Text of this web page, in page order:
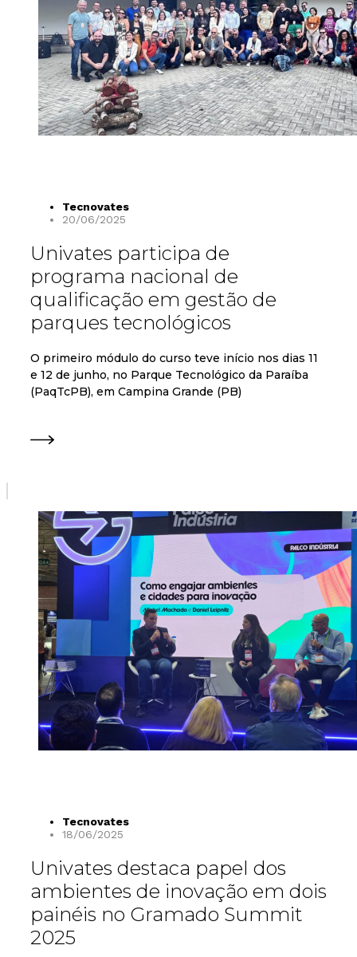
Tecnovates
20/06/2025
Univates participa de
programa nacional de
qualificação em gestão de
parques tecnológicos
O primeiro módulo do curso teve início nos dias 11
e 12 de junho, no Parque Tecnológico da Paraíba
(PaqTcPB), em Campina Grande (PB)
Tecnovates
18/06/2025
Univates destaca papel dos
ambientes de inovação em dois
painéis no Gramado Summit
2025